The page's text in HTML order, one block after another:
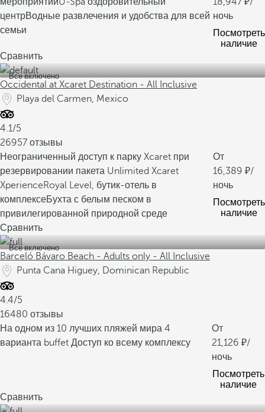
центрВодные развлечения и удобства для всей
семьи
ночь
Посмотреть
наличие
Сравнить
Все включено
Occidental at Xcaret Destination - All Inclusive
Playa del Carmen, Mexico
4.1/5
26957 отзывы
Неограниченный доступ к парку Xcaret при
резервировании пакета Unlimited Xcaret
XperienceRoyal Level, бутик-отель в
комплексеБухта с белым песком в
привилегированной природной среде
От
16,389
/
ночь
Посмотреть
наличие
Сравнить
Все включено
Barceló Bávaro Beach - Adults only - All Inclusive
Punta Cana Higuey, Dominican Republic
4.4/5
16480 отзывы
На одном из 10 лучших пляжей мира 4
варианта buffet Доступ ко всему комплексу
От
21,126
/
ночь
Посмотреть
наличие
Сравнить